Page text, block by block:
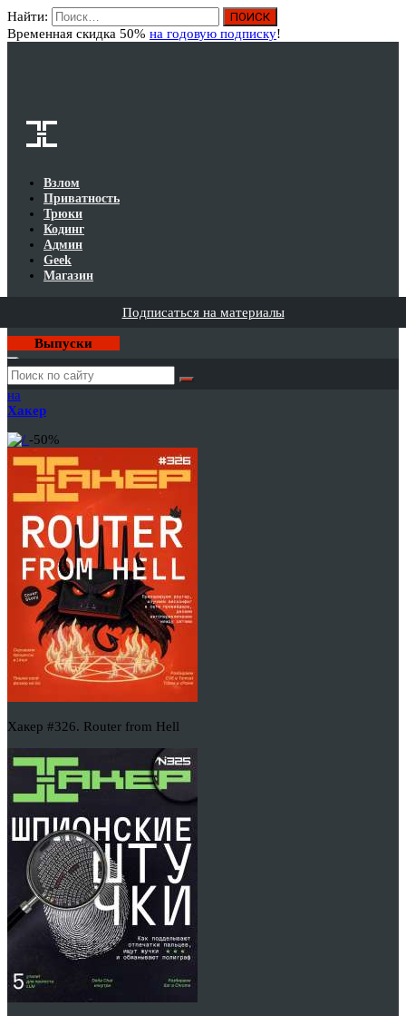
Найти:
Временная скидка 50% на годовую подписку!
Взлом
Приватность
Трюки
Кодинг
Админ
Geek
Магазин
Подписаться на материалы
Выпуски
Годовая
подписка
на
Хакер
-50%
Хакер #326. Router from Hell